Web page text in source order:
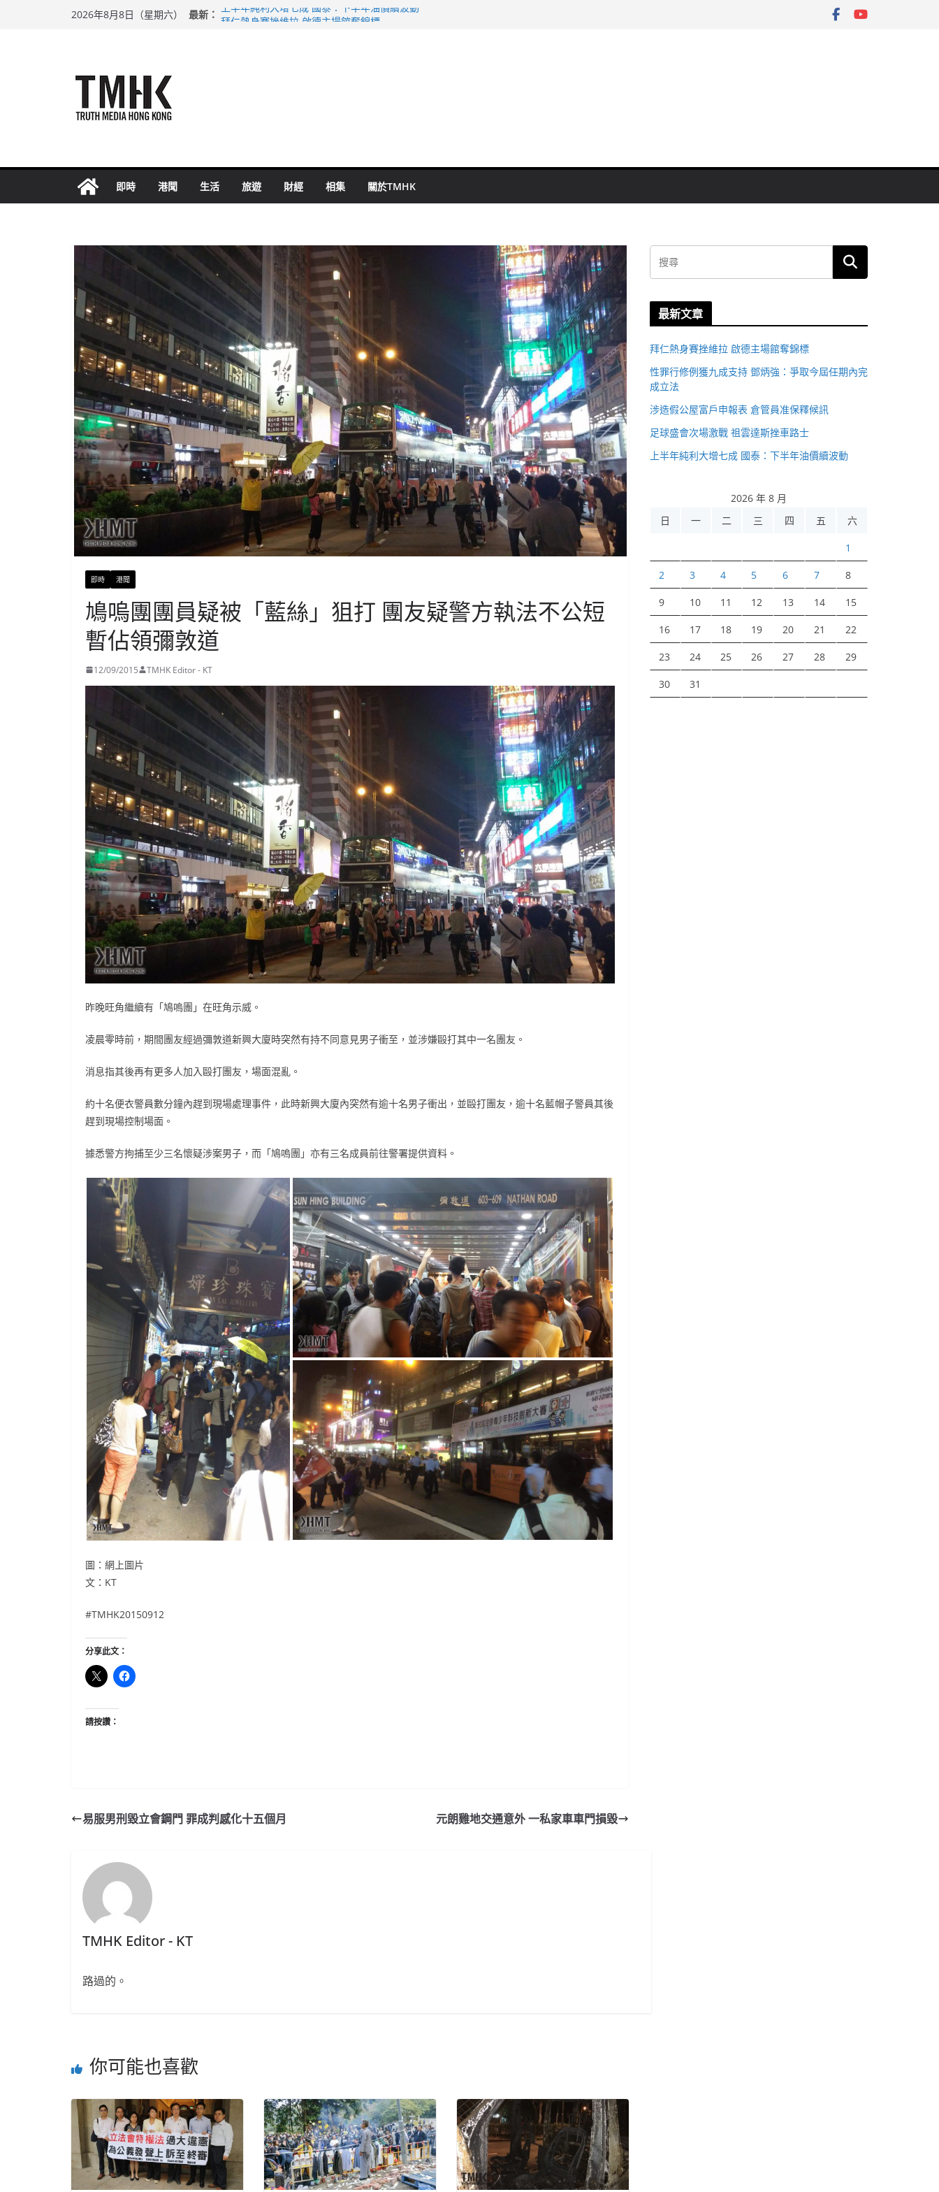
2026年8月8日（星期六） 最新： 上半年純利大增七成 國泰：下半年油價續波動
即時 港聞 生活 旅遊 財經 相集 關於TMHK
即時 港聞
鳩嗚團團員疑被「藍絲」狙打 團友疑警方執法不公短
暫佔領彌敦道
12/09/2015 TMHK Editor - KT
昨晚旺角繼續有「鳩嗚團」在旺角示威。
凌晨零時前，期間團友經過彌敦道新興大廈時突然有持不同意見男子衝至，並涉嫌毆打其中一名團友。
消息指其後再有更多人加入毆打團友，場面混亂。
約十名便衣警員數分鐘內趕到現場處理事件，此時新興大廈內突然有逾十名男子衝出，並毆打團友，逾十名藍帽子警員其後
趕到現場控制場面。
據悉警方拘捕至少三名懷疑涉案男子，而「鳩嗚團」亦有三名成員前往警署提供資料。
圖：網上圖片
文：KT
#TMHK20150912
分享此文：
請按讚：
易服男刑毀立會鋼門 罪成判感化十五個月 元朗雞地交通意外 一私家車車門損毀
TMHK Editor - KT
路過的。
你可能也喜歡
最新文章
拜仁熱身賽挫維拉 啟德主場館奪錦標
性罪行修例獲九成支持 鄧炳強：爭取今屆任期內完
成立法
涉造假公屋富戶申報表 倉管員准保釋候訊
足球盛會次場激戰 祖雲達斯挫車路士
上半年純利大增七成 國泰：下半年油價續波動
2026 年 8 月
日
一 二 三 四 五 六
1
2 3 4 5 6 7 8
9 10 11 12 13 14 15
16 17 18 19 20 21 22
23 24 25 26 27 28 29
30 31